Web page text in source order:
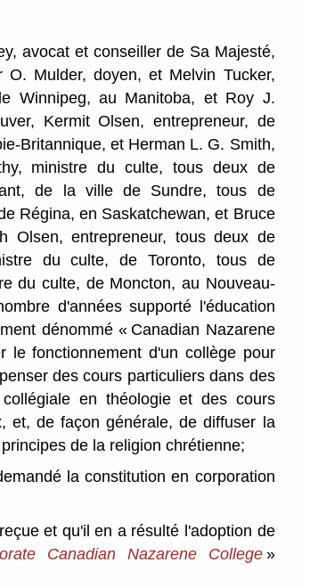
avocat et conseiller de Sa Majesté,
Mulder, doyen, et Melvin Tucker,
Winnipeg, au Manitoba, et Roy J.
Kermit Olsen, entrepreneur, de
Britannique, et Herman L. G. Smith,
ministre du culte, tous deux de
de la ville de Sundre, tous de
Régina, en Saskatchewan, et Bruce
Olsen, entrepreneur, tous deux de
du culte, de Toronto, tous de
du culte, de Moncton, au Nouveau-
d'années supporté l'éducation
dénommé « Canadian Nazarene
le fonctionnement d'un collège pour
des cours particuliers dans des
en théologie et des cours
et, de façon générale, de diffuser la
de la religion chrétienne;
la constitution en corporation
et qu'il en a résulté l'adoption de
Canadian Nazarene College»